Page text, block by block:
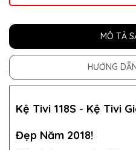
MÔ TẢ
HƯỚNG
Kệ Tivi 118S - Kệ Tivi
Đẹp Năm 2018!